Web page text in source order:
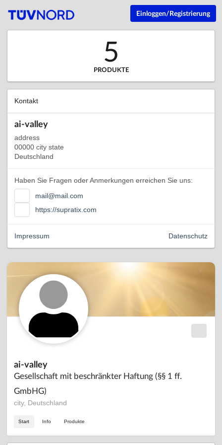
Einloggen/Registrierung
ai-valley
Gesellschaft mit beschränkter Haftung (§§ 1 ff.
GmbHG)
city, Deutschland
Start Info Produkte
5
PRODUKTE
Kontakt
ai-valley
address
00000 city state
Deutschland
Haben Sie Fragen oder Anmerkungen erreichen Sie uns:
mail@mail.com
https://supratix.com
Datenschutz
Impressum